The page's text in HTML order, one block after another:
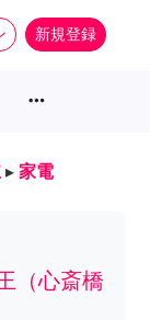
新規登録
more_horiz
▸ 家電
（心斎橋